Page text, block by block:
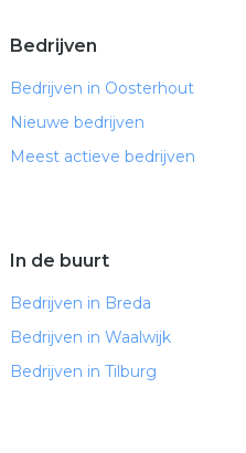
Bedrijven
Bedrijven in Oosterhout
Nieuwe bedrijven
Meest actieve bedrijven
In de buurt
Bedrijven in Breda
Bedrijven in Waalwijk
Bedrijven in Tilburg